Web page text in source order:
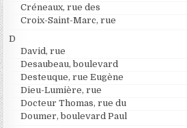
Créneaux, rue des
Croix-Saint-Marc, rue
D
David, rue
Desaubeau, boulevard
Desteuque, rue Eugène
Dieu-Lumière, rue
Docteur Thomas, rue du
Doumer, boulevard Paul